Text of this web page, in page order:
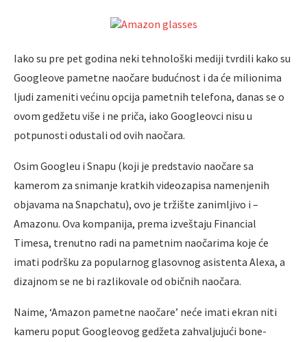
Iako su pre pet godina neki tehnološki mediji tvrdili kako su
Googleove pametne naočare budućnost i da će milionima
ljudi zameniti većinu opcija pametnih telefona, danas se o
ovom gedžetu više i ne priča, iako Googleovci nisu u
potpunosti odustali od ovih naočara.
Osim Googleu i Snapu (koji je predstavio naočare sa
kamerom za snimanje kratkih videozapisa namenjenih
objavama na Snapchatu), ovo je tržište zanimljivo i –
Amazonu. Ova kompanija, prema izveštaju Financial
Timesa, trenutno radi na pametnim naočarima koje će
imati podršku za popularnog glasovnog asistenta Alexa, a
dizajnom se ne bi razlikovale od običnih naočara.
Naime, ‘Amazon pametne naočare’ neće imati ekran niti
kameru poput Googleovog gedžeta zahvaljujući bone-